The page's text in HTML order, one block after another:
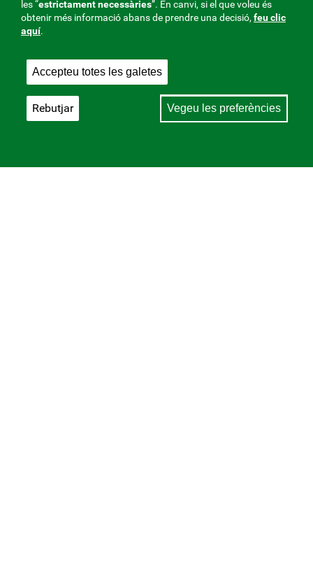
les “estrictamentnecessàries”. En canvi, si el que voleu és
obtenir més informació abans de prendre una decisió, feu clic
aquí.
Accepteu totes les galetes
Vegeu les preferències
Rebutjar